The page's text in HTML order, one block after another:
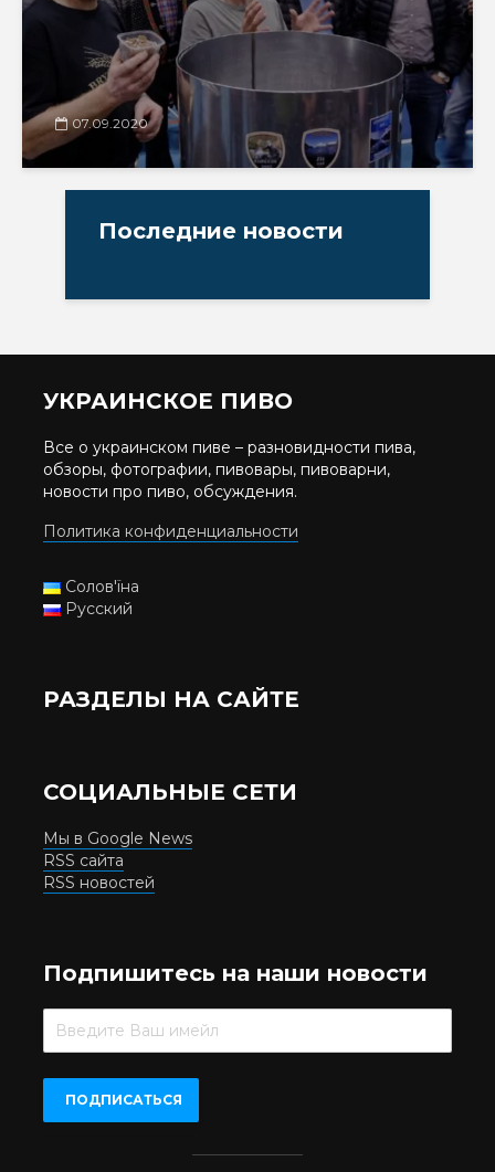
07.09.2020
Последние новости
УКРАИНСКОЕ ПИВО
Все о украинском пиве – разновидности пива,
обзоры, фотографии, пивовары, пивоварни,
новости про пиво, обсуждения.
Политика конфиденциальности
Солов'їна
Русский
РАЗДЕЛЫ НА САЙТЕ
СОЦИАЛЬНЫЕ СЕТИ
Мы в Google News
RSS сайта
RSS новостей
Подпишитесь на наши новости